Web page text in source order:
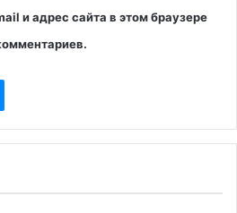
и адрес сайта в этом браузере